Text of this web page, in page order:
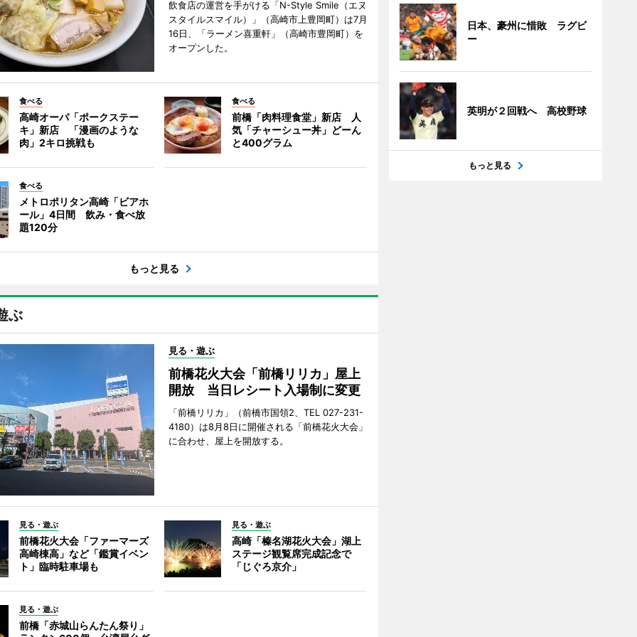
飲食店の運営を手がける「N-Style Smile（エヌ
スタイルスマイル）」（高崎市上豊岡町）は7月
16日、「ラーメン喜重軒」（高崎市豊岡町）を
オープンした。
食べる
高崎オーパ「ポークステー
キ」新店 「漫画のような
肉」2キロ挑戦も
食べる
前橋「肉料理食堂」新店 人
気「チャーシュー丼」どーん
と400グラム
食べる
メトロポリタン高崎「ビアホ
ール」4日間 飲み・食べ放
題120分
もっと見る
ぶ
見る・遊ぶ
前橋花火大会「前橋リリカ」屋上
開放 当日レシート入場制に変更
「前橋リリカ」（前橋市国領2、TEL 027-231-
4180）は8月8日に開催される「前橋花火大会」
に合わせ、屋上を開放する。
見る・遊ぶ
前橋花火大会「ファーマーズ
高崎棟高」など「鑑賞イベン
ト」臨時駐車場も
見る・遊ぶ
高崎「榛名湖花火大会」湖上
ステージ観覧席完成記念で
「じぐろ京介」
見る・遊ぶ
前橋「赤城山らんたん祭り」
日本、豪州に惜敗 ラグビ
ー
英明が２回戦へ 高校野球
もっと見る